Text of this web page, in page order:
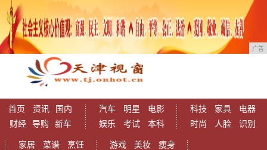
广告
首页 资讯
国内
财经
导购 新车
汽车 明星
电影
娱乐
考试 本科
科技 家具
电器
时尚
人脸 识别
家居 菜谱
烹饪
游戏 美妆
瘦身